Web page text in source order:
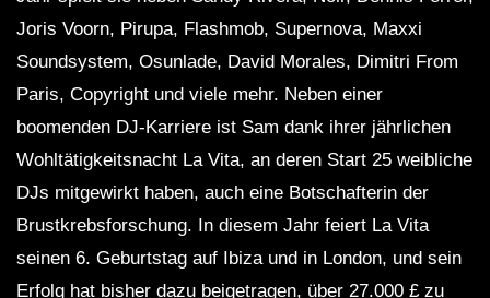
Joris Voorn, Pirupa, Flashmob, Supernova, Maxxi
Soundsystem, Osunlade, David Morales, Dimitri From
Paris, Copyright und viele mehr. Neben einer
boomenden DJ-Karriere ist Sam dank ihrer jährlichen
Wohltätigkeitsnacht La Vita, an deren Start 25 weibliche
DJs mitgewirkt haben, auch eine Botschafterin der
Brustkrebsforschung. In diesem Jahr feiert La Vita
seinen 6. Geburtstag auf Ibiza und in London, und sein
Erfolg hat bisher dazu beigetragen, über 27.000 £ zu